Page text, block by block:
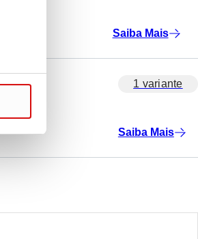
Saiba Mais
1 variante
Saiba Mais